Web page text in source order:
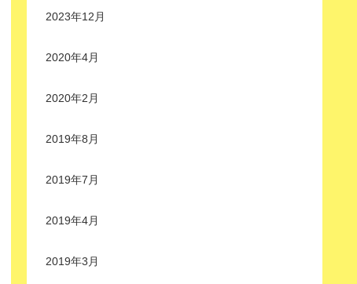
2023年12月
2020年4月
2020年2月
2019年8月
2019年7月
2019年4月
2019年3月